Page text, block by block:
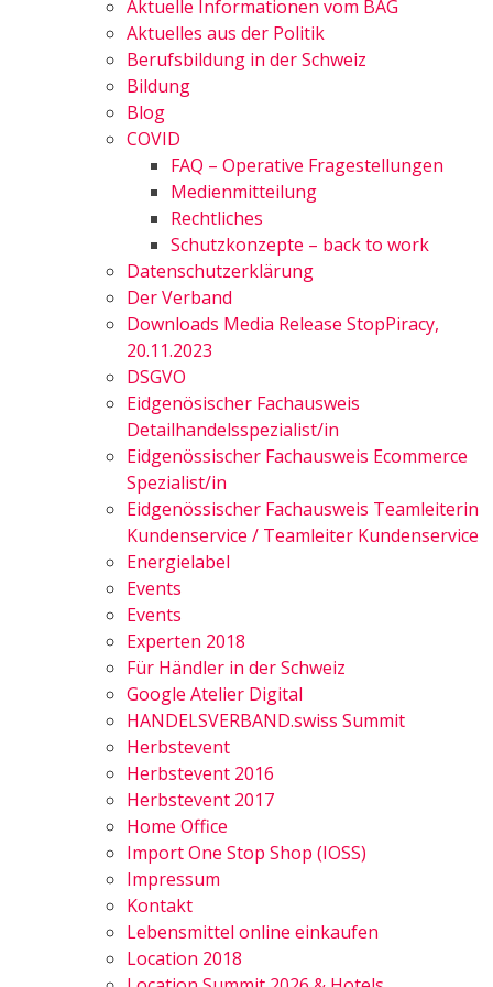
Aktuelle Informationen vom BAG
Aktuelles aus der Politik
Berufsbildung in der Schweiz
Bildung
Blog
COVID
FAQ – Operative Fragestellungen
Medienmitteilung
Rechtliches
Schutzkonzepte – back to work
Datenschutzerklärung
Der Verband
Downloads Media Release StopPiracy,
20.11.2023
DSGVO
Eidgenösischer Fachausweis
Detailhandelsspezialist/in
Eidgenössischer Fachausweis Ecommerce
Spezialist/in
Eidgenössischer Fachausweis Teamleiterin
Kundenservice / Teamleiter Kundenservice
Energielabel
Events
Events
Experten 2018
Für Händler in der Schweiz
Google Atelier Digital
HANDELSVERBAND.swiss Summit
Herbstevent
Herbstevent 2016
Herbstevent 2017
Home Office
Import One Stop Shop (IOSS)
Impressum
Kontakt
Lebensmittel online einkaufen
Location 2018